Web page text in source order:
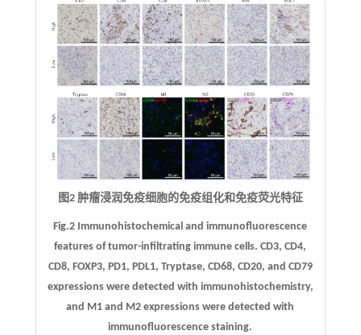
图2 肿瘤浸润免疫细胞的免疫组化和免疫荧光特征
Fig.2 Immunohistochemical and immunofluorescence
features of tumor-infiltrating immune cells. CD3, CD4,
CD8, FOXP3, PD1, PDL1, Tryptase, CD68, CD20, and CD79
expressions were detected with immunohistochemistry,
and M1 and M2 expressions were detected with
immunofluorescence staining.